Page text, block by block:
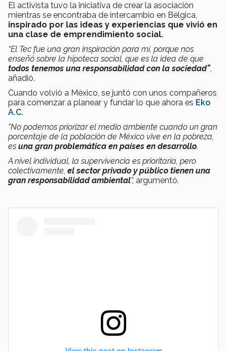
El activista tuvo la iniciativa de crear la asociación
mientras se encontraba de intercambio en Bélgica,
inspirado por las ideas y experiencias que vivió en
una clase de emprendimiento social.
“El Tec fue una gran inspiración para mí, porque nos
enseñó sobre la hipoteca social, que es la idea de que
todos tenemos una responsabilidad con la sociedad”,
añadió.
Cuando volvió a México, se juntó con unos compañeros
para comenzar a planear y fundar lo que ahora es Eko
A.C.
"No podemos priorizar el medio ambiente cuando un gran
porcentaje de la población de México vive en la pobreza,
es una gran problemática en países en desarrollo.
A nivel individual, la supervivencia es prioritaria, pero
colectivamente, el sector privado y público tienen una
gran responsabilidad ambiental”, argumentó.